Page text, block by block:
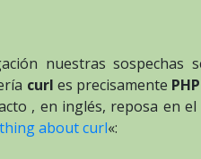
nuestras sospechas
curl es precisamente PHP
, en inglés, reposa en
about curl«: